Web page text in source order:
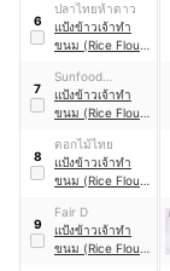
100%
6
ปลาไทยห้าดาว
แป้งข้าวเจ้าทำ
ขนม (Rice Flour)
7
Sunfood
Riceberry
แป้งข้าวเจ้าทำ
ขนม (Rice Flour)
8
ดอกไม้ไทย
แป้งข้าวเจ้าทำ
ขนม (Rice Flour)
9
Fair D
แป้งข้าวเจ้าทำ
ขนม (Rice Flour)